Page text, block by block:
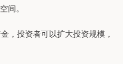
间。
，投资者可以扩大投资规模，